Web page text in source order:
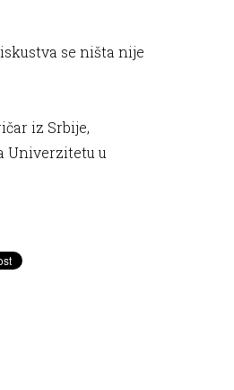
se ništa nije
iz Srbije,
Univerzitetu u